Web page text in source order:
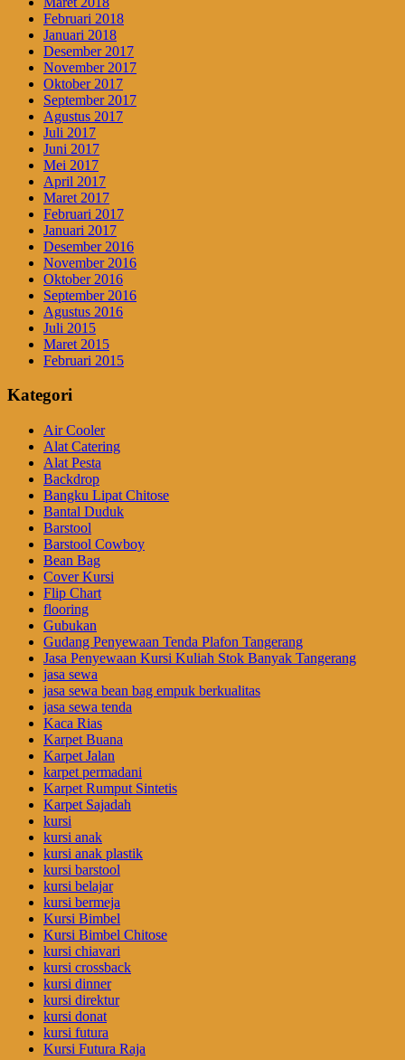
Februari 2018
Januari 2018
Desember 2017
November 2017
Oktober 2017
September 2017
Agustus 2017
Juli 2017
Juni 2017
Mei 2017
April 2017
Maret 2017
Februari 2017
Januari 2017
Desember 2016
November 2016
Oktober 2016
September 2016
Agustus 2016
Juli 2015
Maret 2015
Februari 2015
Kategori
Air Cooler
Alat Catering
Alat Pesta
Backdrop
Bangku Lipat Chitose
Bantal Duduk
Barstool
Barstool Cowboy
Bean Bag
Cover Kursi
Flip Chart
flooring
Gubukan
Gudang Penyewaan Tenda Plafon Tangerang
Jasa Penyewaan Kursi Kuliah Stok Banyak Tangerang
jasa sewa
jasa sewa bean bag empuk berkualitas
jasa sewa tenda
Kaca Rias
Karpet Buana
Karpet Jalan
karpet permadani
Karpet Rumput Sintetis
Karpet Sajadah
kursi
kursi anak
kursi anak plastik
kursi barstool
kursi belajar
kursi bermeja
Kursi Bimbel
Kursi Bimbel Chitose
kursi chiavari
kursi crossback
kursi dinner
kursi direktur
kursi donat
kursi futura
Kursi Futura Raja